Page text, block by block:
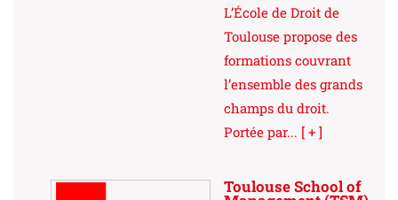
L’École de Droit de
Toulouse propose des
formations couvrant
l’ensemble des grands
champs du droit.
Portée par... [ + ]
Toulouse School of